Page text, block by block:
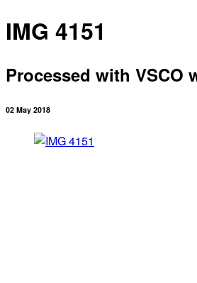
IMG 4151
Processed with VSCO
02 May 2018